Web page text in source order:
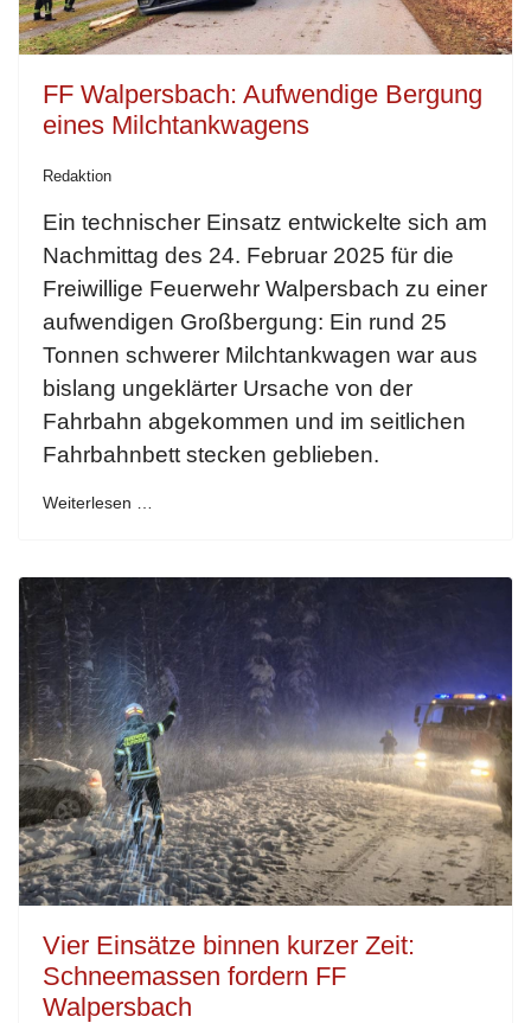
FF Walpersbach: Aufwendige Bergung
eines Milchtankwagens
Redaktion
Ein technischer Einsatz entwickelte sich am
Nachmittag des 24. Februar 2025 für die
Freiwillige Feuerwehr Walpersbach zu einer
aufwendigen Großbergung: Ein rund 25
Tonnen schwerer Milchtankwagen war aus
bislang ungeklärter Ursache von der
Fahrbahn abgekommen und im seitlichen
Fahrbahnbett stecken geblieben.
Weiterlesen …
Vier Einsätze binnen kurzer Zeit:
Schneemassen fordern FF
Walpersbach